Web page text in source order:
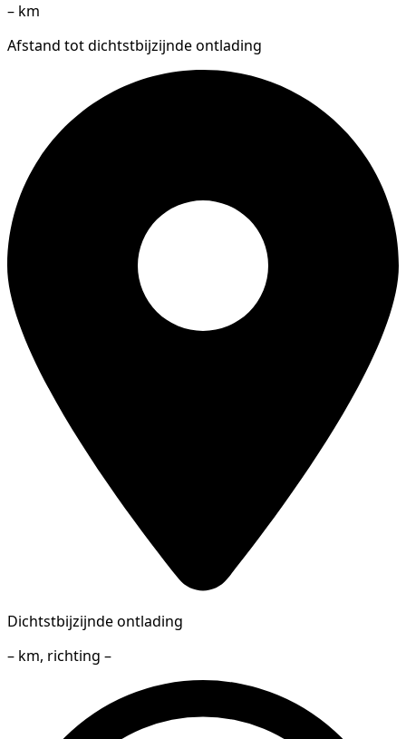
– km
Afstand tot dichtstbijzijnde ontlading
Dichtstbijzijnde ontlading
– km, richting –